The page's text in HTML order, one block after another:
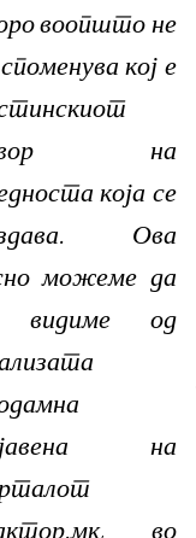
воопшто не
кој е
на
која се
Ова
можеме да
видиме од
на
во